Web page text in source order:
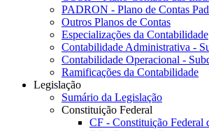
PADRON - Plano de Contas
Outros Planos de Contas
Especializações da Contabilidade
Contabilidade Administrativa -
Contabilidade Operacional -
Ramificações da Contabilidade
Legislação
Sumário da Legislação
Constituição Federal
CF - Constituição Federal